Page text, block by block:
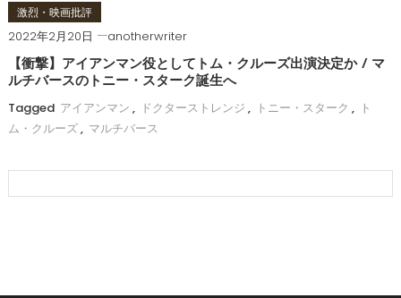
激烈・映画批評
2022年2月20日 anotherwriter
【衝撃】アイアンマン役としてトム・クルーズ出演決定か / マ
ルチバースのトニー・スターク誕生へ
Tagged アイアンマン , ドクターストレンジ , トニー・スターク , ト
ム・クルーズ, マルチバース